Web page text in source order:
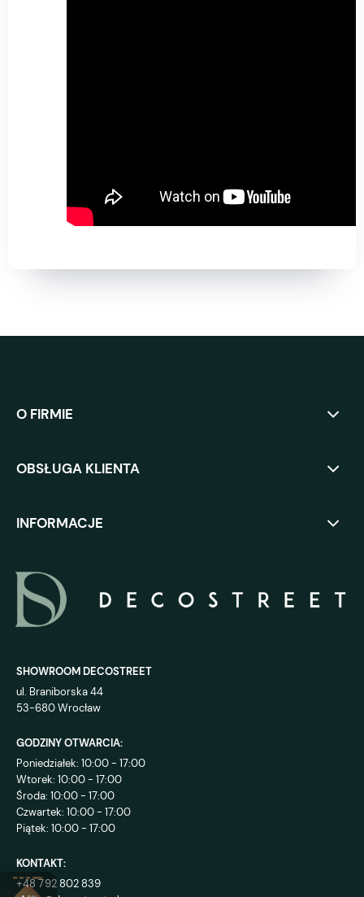
O FIRMIE
OBSŁUGA KLIENTA
INFORMACJE
SHOWROOM DECOSTREET
ul. Braniborska 44
53-680 Wrocław
GODZINY OTWARCIA:
Poniedziałek: 10:00 - 17:00
Wtorek: 10:00 - 17:00
Środa: 10:00 - 17:00
Czwartek: 10:00 - 17:00
Piątek: 10:00 - 17:00
KONTAKT:
+48 792 802 839